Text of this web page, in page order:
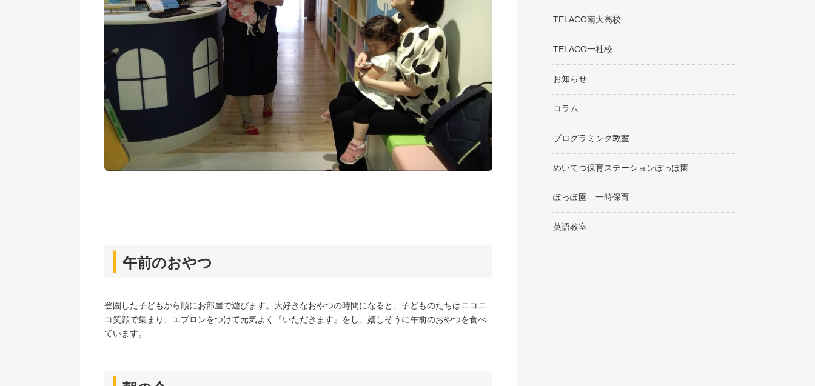
午前のおやつ
登園した子どもから順にお部屋で遊びます。大好きなおやつの時間になると、子どものたちはニコニ
コ笑顔で集まり、エプロンをつけて元気よく『いただきます』をし、嬉しそうに午前のおやつを食べ
ています。
TELACO南大高校
TELACO一社校
お知らせ
コラム
プログラミング教室
めいてつ保育ステーションぽっぽ園
ぽっぽ園 一時保育
英語教室